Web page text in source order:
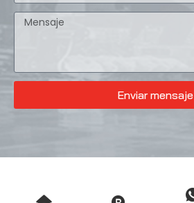
Enviar mensaje